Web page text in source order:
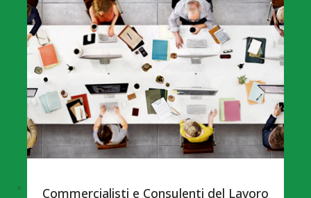
Commercialisti e Consulenti del Lavoro